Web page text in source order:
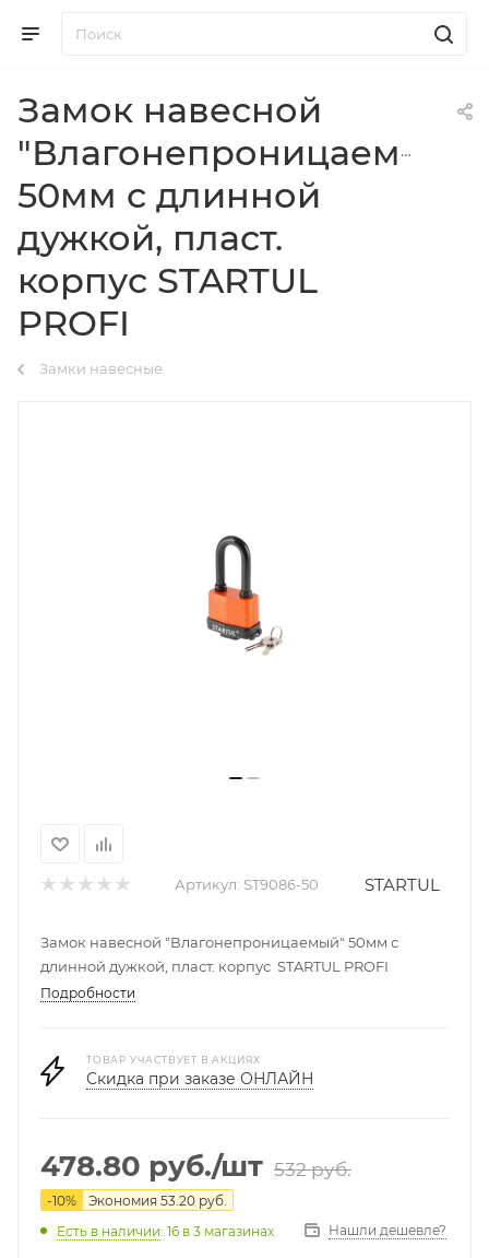
Замок навесной
"Влагонепроницаемый"
50мм с длинной
дужкой, пласт.
корпус STARTUL
PROFI
Замки навесные
Артикул: ST9086-50 STARTUL
Замок навесной "Влагонепроницаемый" 50мм с
длинной дужкой, пласт. корпус STARTUL PROFI
Подробности
ТОВАР УЧАСТВУЕТ В АКЦИЯХ
Скидка при заказе ОНЛАЙН
478.80 руб./шт 532руб.
-10% Экономия 53.20 руб.
Есть в наличии: 16 в 3 магазинах Нашли дешевле?